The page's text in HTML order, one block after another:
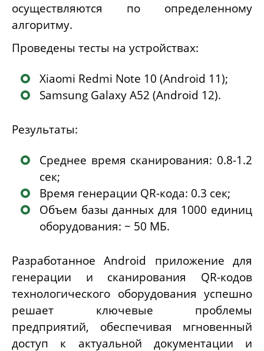
осуществляются по определенному
алгоритму.
Проведены тесты на устройствах:
Xiaomi Redmi Note 10 (Android 11);
Samsung Galaxy A52 (Android 12).
Результаты:
Среднее время сканирования: 0.8-1.2
сек;
Время генерации QR-кода: 0.3 сек;
Объем базы данных для 1000 единиц
оборудования: ~ 50 МБ.
РазработанноеAndroid приложение для
генерации и сканирования QR-кодов
технологического оборудования успешно
решает ключевые проблемы
предприятий, обеспечивая мгновенный
доступ к актуальной документации и